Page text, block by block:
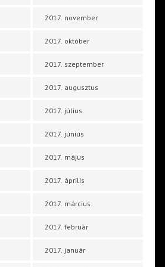
2017. november
2017. október
2017. szeptember
2017. augusztus
2017. július
2017. június
2017. május
2017. április
2017. március
2017. február
2017. január